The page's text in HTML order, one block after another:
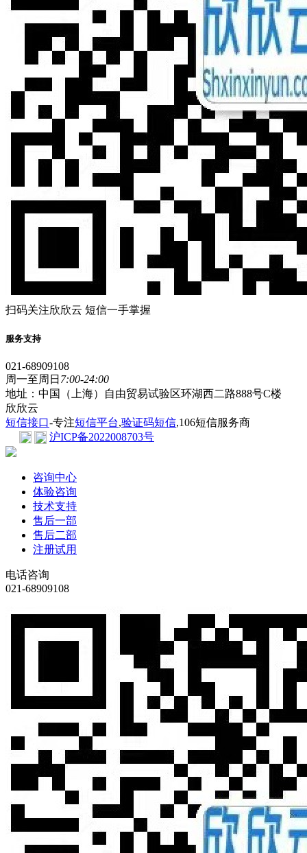
扫码关注欣欣云 短信一手掌握
服务支持
021-68909108
周一至周日 7:00-24:00
地址：中国（上海）自由贸易试验区环湖西二路888号C楼
欣欣云
短信接口-专注短信平台,验证码短信,106短信服务商
沪ICP备2022008703号
咨询中心
体验咨询
技术支持
售后一部
售后二部
注册试用
电话咨询
021-68909108